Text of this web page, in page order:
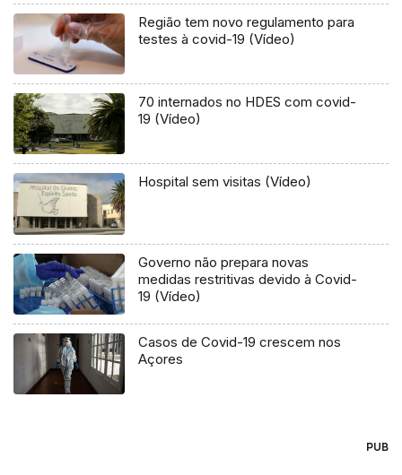
Região tem novo regulamento para
testes à covid-19 (Vídeo)
70 internados no HDES com covid-
19 (Vídeo)
Hospital sem visitas (Vídeo)
Governo não prepara novas
medidas restritivas devido à Covid-
19 (Vídeo)
Casos de Covid-19 crescem nos
Açores
PUB